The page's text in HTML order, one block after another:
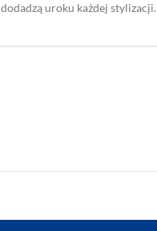
uroku każdej stylizacji.